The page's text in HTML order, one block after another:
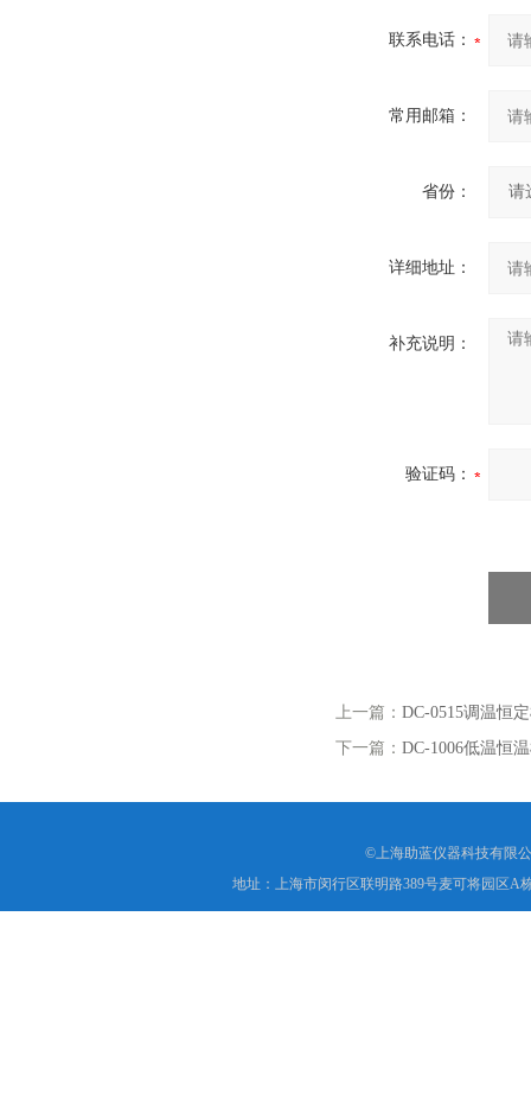
联系电话：
常用邮箱：
省份：
详细地址：
补充说明：
验证码：
上一篇： DC-0515调温恒
下一篇： DC-1006低温恒
©上海助蓝仪器科技有限
地址：上海市闵行区联明路389号麦可将园区A